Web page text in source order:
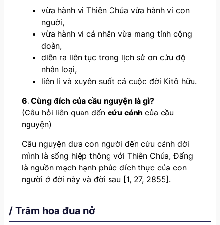
vừa hành vi Thiên Chúa vừa hành vi con
người,
vừa hành vi cá nhân vừa mang tính cộng
đoàn,
diễn ra liên tục trong lịch sử ơn cứu độ
nhân loại,
liên lỉ và xuyên suốt cả cuộc đời Kitô hữu.
6. Cùng đích của cầu nguyện là gì?
(Câu hỏi liên quan đến cứu cánh của cầu
nguyện)
Cầu nguyện đưa con người đến cứu cánh đời
mình là sống hiệp thông với Thiên Chúa, Đấng
là nguồn mạch hạnh phúc đích thực của con
người ở đời này và đời sau [1, 27, 2855].
/ Trăm hoa đua nở